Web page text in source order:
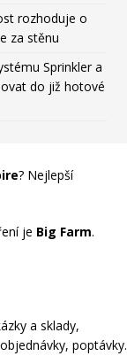
rozhoduje o
za stěnu
Sprinkler a
do již hotové
? Nejlepší
je Big Farm.
a sklady,
poptávky.